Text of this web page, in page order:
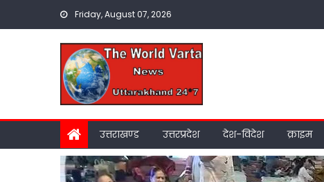
Friday, August 07, 2026
उत्तराखण्ड उत्तरप्रदेश देश-विदेश क्राइम